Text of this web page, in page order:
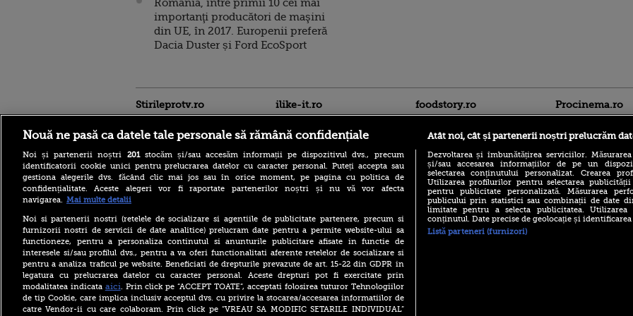
România, între primii 10 cei mai
importanţi producători de maşini
din UE, în 2017. Europenii preferă
Dacia Duster și Ford EcoSport
Stirileprotv.ro
Care este mâncarea
preferată a lui Florin
Dumitrescu. Juratul
MastrerChef a vorbit despre
începuturile în bucătărie
Horoscop 9 august 2026, cu
Neti Sandu. Încep să vină
bani în cont
ilike-it.ro foodstory.ro
(P) Descoperă Lumea
Evenimentelor din România
cu Transilvania Events!
Procinema.ro
Banditul zburător,
prolific spărgător
Nouă ne pasă ca datele tale personale să rămână confidențiale
Noi și partenerii noștri 201stocăm și/sau accesăm informații pe dispozitivul dvs., precum
identificatorii cookie unici pentru prelucrarea datelor cu caracter personal. Puteți accepta sau
gestiona alegerile dvs. făcând clic mai jos sau în orice moment, pe pagina cu politica de
confidențialitate. Aceste alegeri vor fi raportate partenerilor noștri și nu vă vor afecta
navigarea. Mai multe detalii
Noi si partenerii nostri (retelele de socializare si agentiile de publicitate partenere, precum si
furnizorii nostri de servicii de date analitice) prelucram date pentru a permite website-ului sa
functioneze, pentru a personaliza continutul si anunturile publicitare afisate in functie de
interesele si/sau profilul dvs., pentru a va oferi functionalitati aferente retelelor de socializare si
pentru a analiza traficul pe website. Beneficiati de drepturile prevazute de art. 15-22 din GDPR in
legatura cu prelucrarea datelor cu caracter personal. Aceste drepturi pot fi exercitate prin
modalitatea indicata aici. Prin click pe “ACCEPT TOATE”, acceptati folosirea tuturor Tehnologiilor
de tip Cookie, care implica inclusiv acceptul dvs. cu privire la stocarea/accesarea informatiilor de
catre Vendor-ii cu care colaboram. Prin click pe “VREAU SA MODIFIC SETARILE INDIVIDUAL”
Atât noi, cât și partenerii noștri prelucrăm
Dezvoltarea și îmbunătățirea serviciilor.
și/sau accesarea informațiilor de pe un
selectarea conținutului personalizat. Crearea
Utilizarea profilurilor pentru selectarea
pentru publicitate personalizată. Măsurarea
publicului prin statistici sau combinații de date
limitate pentru a selecta publicitatea.
conținutul. Date precise de geolocație și
Listă parteneri (furnizori)